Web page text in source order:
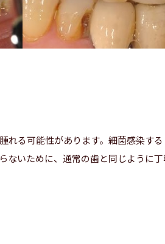
れる可能性があります。細菌感染す
いために、通常の歯と同じように